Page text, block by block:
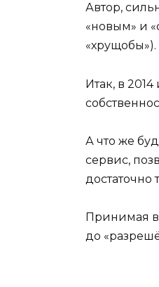
Автор,
«новым» и
«хрущобы»).
Итак, в
А что же
сервис,
достаточно
Принимая
до